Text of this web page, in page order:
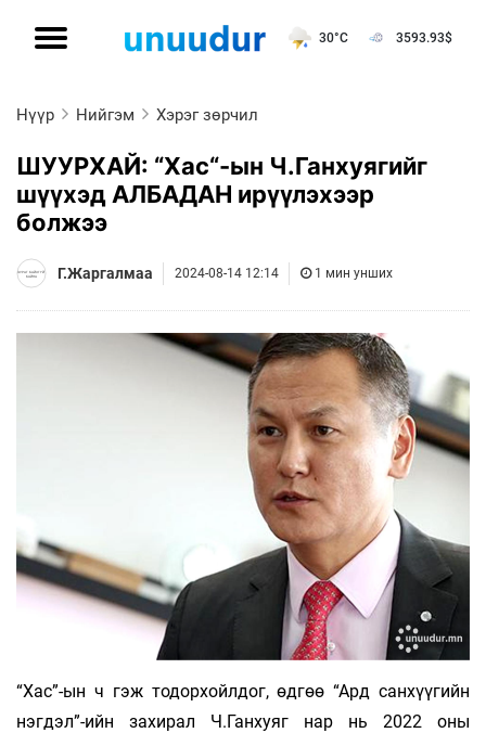
30°C 3593.93$
Нүүр Нийгэм Хэрэг зөрчил
ШУУРХАЙ: “Хас“-ын Ч.Ганхуягийг
шүүхэд АЛБАДАН ирүүлэхээр
болжээ
Г.Жаргалмаа 2024-08-14 12:14 1 мин унших
“Хас”-ын ч гэж тодорхойлдог, өдгөө “Ард санхүүгийн
нэгдэл”-ийн захирал Ч.Ганхуяг нар нь 2022 оны